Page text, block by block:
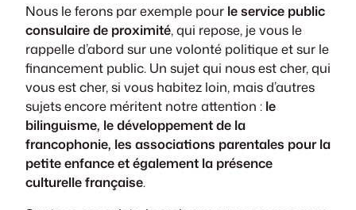
Nous le ferons par exemple pour le service public
consulaire de proximité, qui repose, je vous le
rappelle d’abord sur une volonté politique et sur le
financement public. Un sujet qui nous est cher, qui
vous est cher, si vous habitez loin, mais d’autres
sujets encore méritent notre attention : le
bilinguisme, le développement de la
francophonie, les associations parentales pour la
petite enfance et également la présence
culturelle française.